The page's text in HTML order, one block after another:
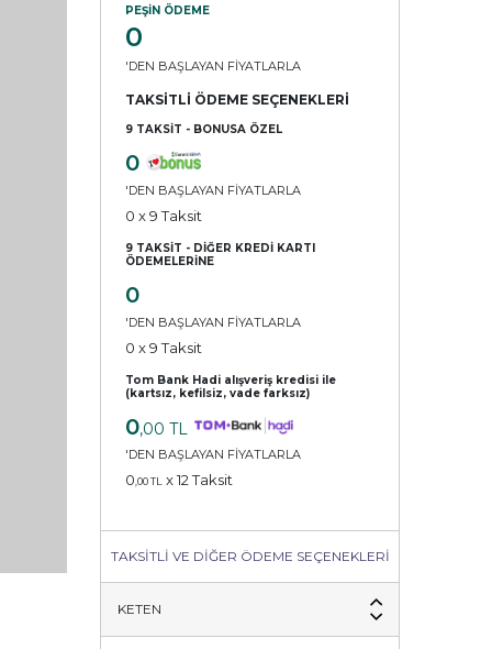
PEŞİN ÖDEME
0
'DEN BAŞLAYAN FİYATLARLA
TAKSİTLİ ÖDEME SEÇENEKLERİ
9 TAKSİT - BONUSA ÖZEL
0
'DEN BAŞLAYAN FİYATLARLA
0 x 9 Taksit
9 TAKSİT - DİĞER KREDİ KARTI
ÖDEMELERİNE
0
'DEN BAŞLAYAN FİYATLARLA
0 x 9 Taksit
Tom Bank Hadi alışveriş kredisi ile
(kartsız, kefilsiz, vade farksız)
0,00 TL
'DEN BAŞLAYAN FİYATLARLA
0,00 TL x 12 Taksit
TAKSİTLİ VE DİĞER ÖDEME SEÇENEKLERİ
KETEN